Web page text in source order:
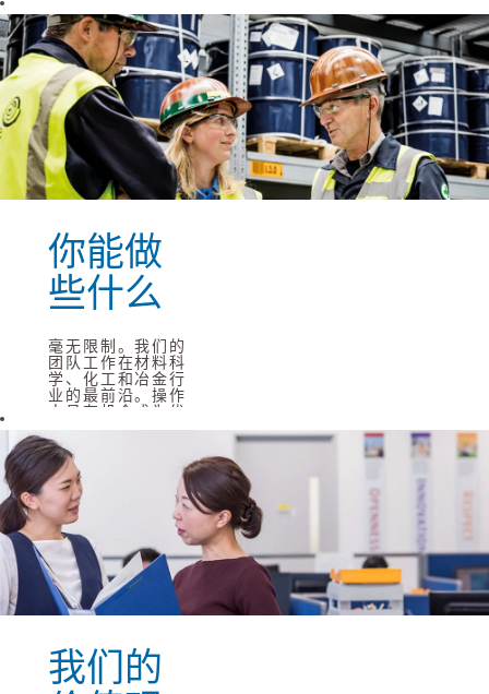
未来的汽车提供动
能。作为一家全球
材料科技集团，优
美科运用其专业知
识，提供日常生活
所必需的材料和解
决方案。
优美科希望成为一
家提供并创造基于
材料的解决方案的
领先企业，为人类
造福。为实现这一
回收、电气化和清
洁空气这三个领
域。
阅读更多
你能做
些什么
毫无限制。我们的
团队工作在材料科
学、化工和冶金行
业的最前沿。操作
人员有机会成为优
美科最先进的生产
工艺的一份子。我
们的支持团队在支
持业务增长方面发
挥至关重要的作
用。我们的管理人
员从事着令人鼓舞
而又充满挑战的项
目。研发专家开发
的技术能解决从清
洁移动到资源短缺
等各类问题。应届
阅读更多
我们的